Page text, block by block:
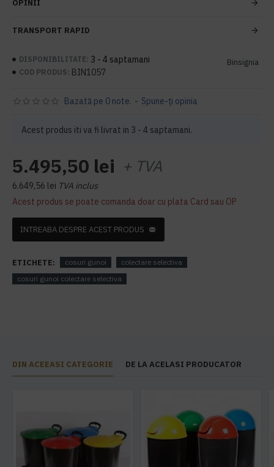
OPINII
TRANSPORT RAPID
DISPONIBILITATE: 3 - 4 saptamani
COD PRODUS: BIN1057
Binsignia
Acest produs iti va fi livrat in 3 - 4 saptamani.
Bazată pe 0 note. - Spune-ţi opinia
5.495,50 lei + TVA
6.649,56 lei TVA inclus
Acest produs se poate comanda doar cu plata Card sau OP
INTREABA DESPRE ACEST PRODUS
ETICHETE: cosuri gunoi
colectare selectiva
cosuri gunoi colectare selectiva
DIN ACEEASI CATEGORIE DE LA ACELASI PRODUCATOR